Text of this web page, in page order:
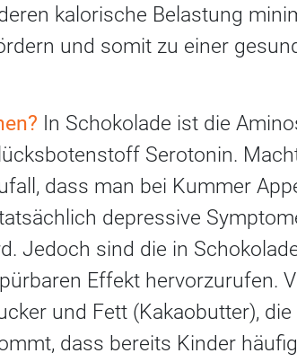
kalorische Belastung
und somit zu einer
In Schokolade ist die
Serotonin.
dass man bei Kummer
depressive
Jedoch sind die in
Effekt hervorzurufen.
und Fett (Kakaobutter),
dass bereits Kinder